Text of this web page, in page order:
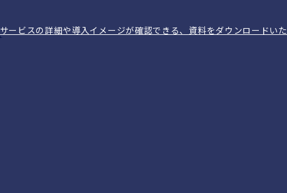
サービスの詳細や導入イメージが確認できる、資料をダウンロードいた